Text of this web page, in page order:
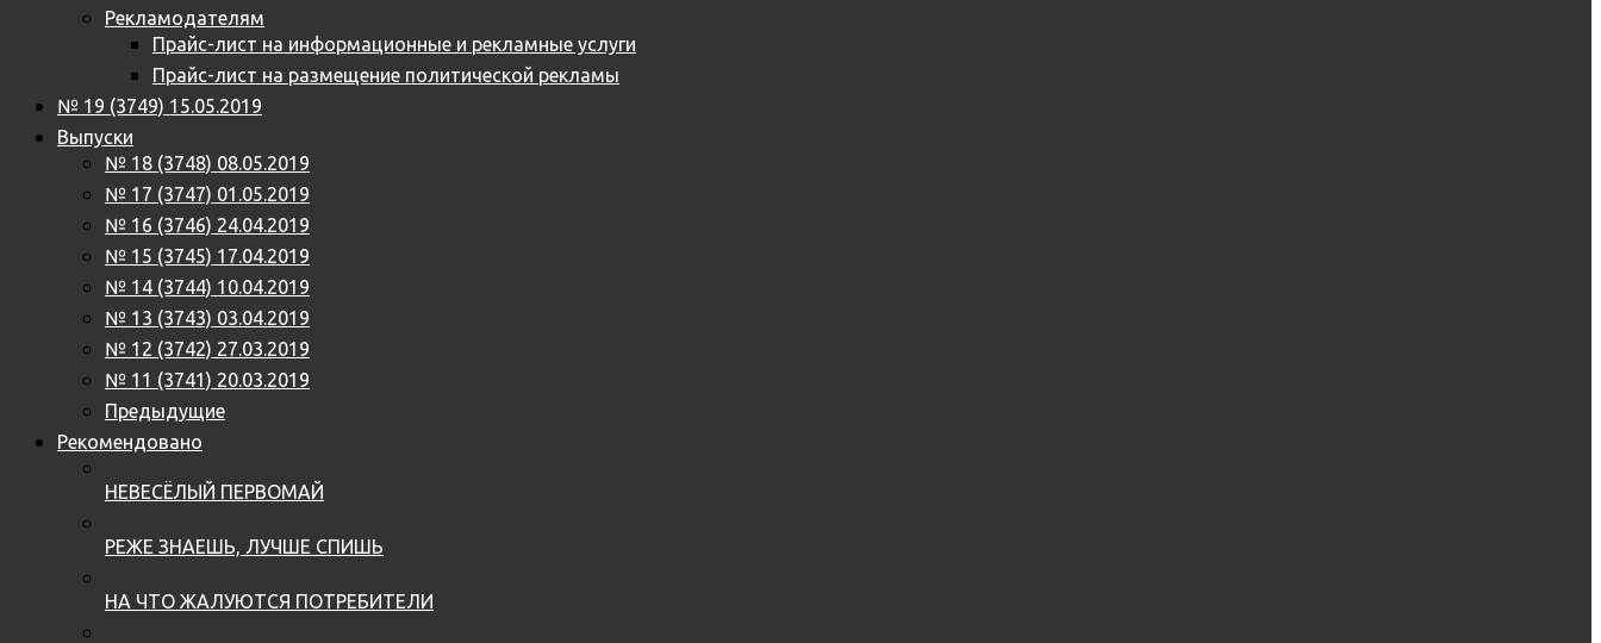
Рекламодателям
Прайс-лист на информационные и рекламные услуги
Прайс-лист на размещение политической рекламы
№ 19 (3749) 15.05.2019
Выпуски
№ 18 (3748) 08.05.2019
№ 17 (3747) 01.05.2019
№ 16 (3746) 24.04.2019
№ 15 (3745) 17.04.2019
№ 14 (3744) 10.04.2019
№ 13 (3743) 03.04.2019
№ 12 (3742) 27.03.2019
№ 11 (3741) 20.03.2019
Предыдущие
Рекомендовано
НЕВЕСЁЛЫЙ ПЕРВОМАЙ
РЕЖЕ ЗНАЕШЬ, ЛУЧШЕ СПИШЬ
НА ЧТО ЖАЛУЮТСЯ ПОТРЕБИТЕЛИ